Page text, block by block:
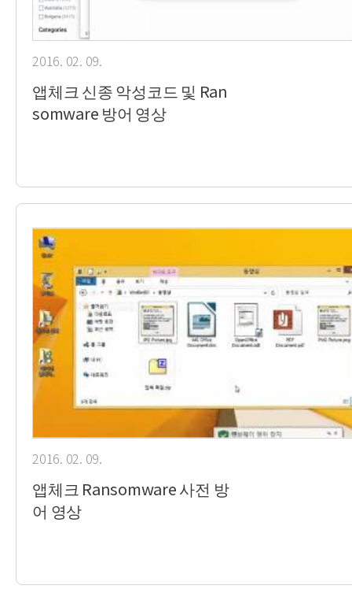
2016. 02. 09.
앱체크 신종 악성코드 및 Ran
somware 방어 영상
2016. 02. 09.
앱체크 Ransomware 사전 방
어 영상